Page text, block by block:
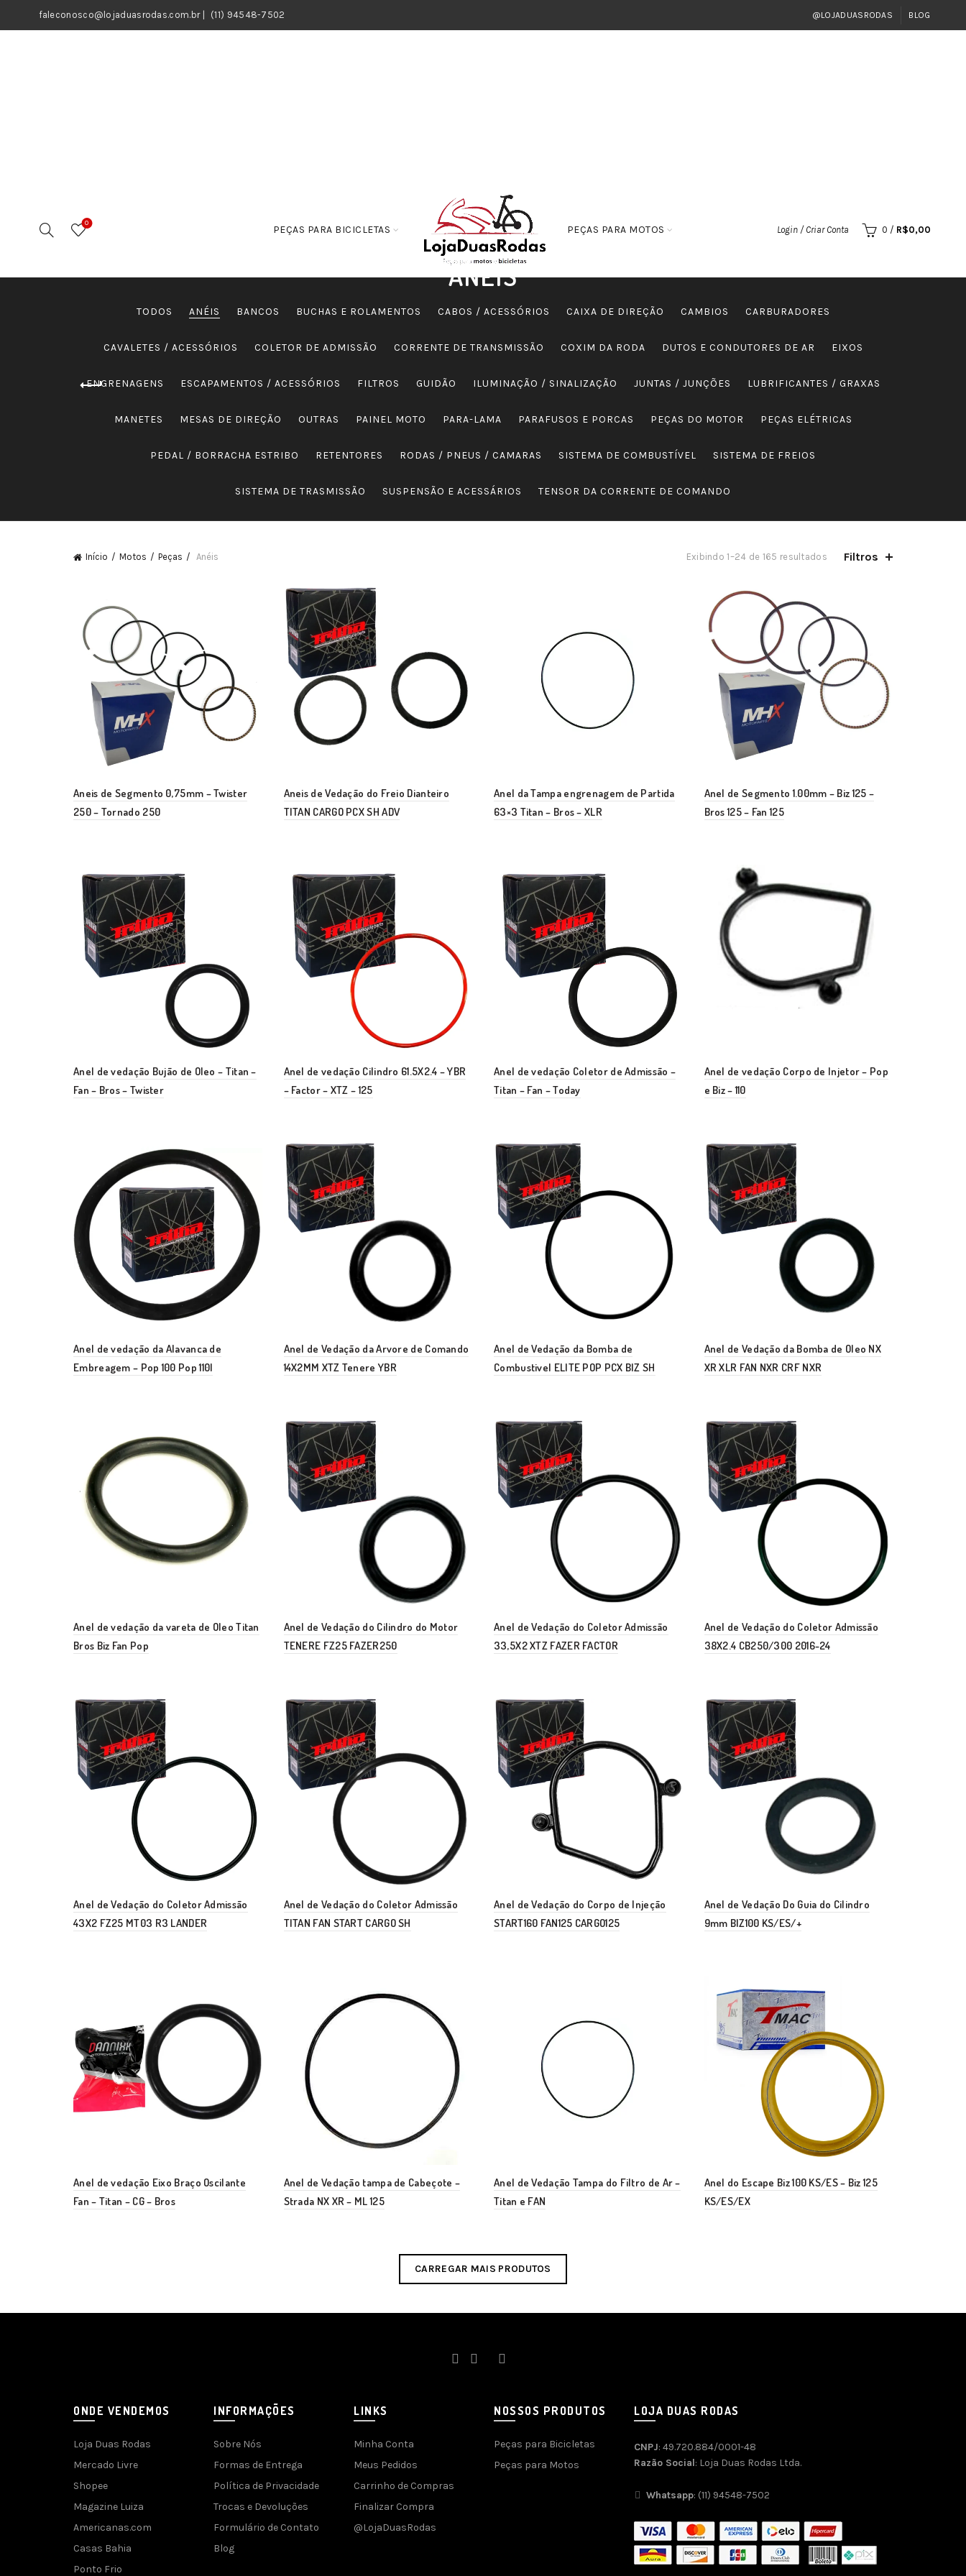
faleconosco@lojaduasrodas.com.br| (11) 94548-7502 @LOJADUASRODAS BLOG
0
PEÇAS PARA BICICLETAS PEÇAS PARA MOTOS Login / Criar Conta 0 / R$0,00
ANÉIS
TODOS ANÉIS BANCOS BUCHAS E ROLAMENTOS CABOS / ACESSÓRIOS CAIXA DE DIREÇÃO CAMBIOS CARBURADORES
CAVALETES / ACESSÓRIOS COLETOR DE ADMISSÃO CORRENTE DE TRANSMISSÃO COXIM DA RODA DUTOS E CONDUTORES DE AR EIXOS
ENGRENAGENS ESCAPAMENTOS / ACESSÓRIOS FILTROS GUIDÃO ILUMINAÇÃO / SINALIZAÇÃO JUNTAS / JUNÇÕES LUBRIFICANTES / GRAXAS
MANETES MESAS DE DIREÇÃO OUTRAS PAINEL MOTO PARA-LAMA PARAFUSOS E PORCAS PEÇAS DO MOTOR PEÇAS ELÉTRICAS
PEDAL / BORRACHA ESTRIBO RETENTORES RODAS / PNEUS / CAMARAS SISTEMA DE COMBUSTÍVEL SISTEMA DE FREIOS
SISTEMA DE TRASMISSÃO SUSPENSÃO E ACESSÁRIOS TENSOR DA CORRENTE DE COMANDO
Início Motos Peças Anéis Exibindo 1–24 de 165 resultados Filtros
Aneis de Segmento 0,75mm – Twister
250 – Tornado 250
Aneis de Vedação do Freio Dianteiro
TITAN CARGO PCX SH ADV
Anel da Tampa engrenagem de Partida
63×3 Titan – Bros – XLR
Anel de Segmento 1.00mm – Biz 125 –
Bros 125 – Fan 125
Anel de vedação Bujão de Oleo – Titan –
Fan – Bros – Twister
Anel de vedação Cilindro 61.5X2.4 – YBR
– Factor – XTZ – 125
Anel de vedação Coletor de Admissão –
Titan – Fan – Today
Anel de vedação Corpo de Injetor – Pop
e Biz – 110
Anel de vedação da Alavanca de
Embreagem – Pop 100 Pop 110I
Anel de Vedação da Arvore de Comando
14X2MM XTZ Tenere YBR
Anel de Vedação da Bomba de
Combustivel ELITE POP PCX BIZ SH
Anel de Vedação da Bomba de Oleo NX
XR XLR FAN NXR CRF NXR
Anel de vedação da vareta de Oleo Titan
Bros Biz Fan Pop
Anel de Vedação do Cilindro do Motor
TENERE FZ25 FAZER250
Anel de Vedação do Coletor Admissão
33,5X2 XTZ FAZER FACTOR
Anel de Vedação do Coletor Admissão
38X2.4 CB250/300 2016-24
Anel de Vedação do Coletor Admissão
43X2 FZ25 MT03 R3 LANDER
Anel de Vedação do Coletor Admissão
TITAN FAN START CARGO SH
Anel de Vedação do Corpo de Injeção
START160 FAN125 CARGO125
Anel de Vedação Do Guia do Cilindro
9mm BIZ100 KS/ES/+
Anel de vedação Eixo Braço Oscilante
Fan – Titan – CG – Bros
Anel de Vedação tampa de Cabeçote –
Strada NX XR – ML 125
Anel de Vedação Tampa do Filtro de Ar –
Titan e FAN
Anel do Escape Biz 100 KS/ES – Biz 125
KS/ES/EX
CARREGAR MAIS PRODUTOS
ONDE VENDEMOS
Loja Duas Rodas
Mercado Livre
Shopee
Magazine Luiza
Americanas.com
Casas Bahia
Ponto Frio
INFORMAÇÕES
Sobre Nós
Formas de Entrega
Política de Privacidade
Trocas e Devoluções
Formulário de Contato
Blog
LINKS
Minha Conta
Meus Pedidos
Carrinho de Compras
Finalizar Compra
@LojaDuasRodas
NOSSOS PRODUTOS
Peças para Bicicletas
Peças para Motos
LOJA DUAS RODAS
CNPJ: 49.720.884/0001-48
Razão Social: Loja Duas Rodas Ltda.
Whatsapp: (11) 94548-7502